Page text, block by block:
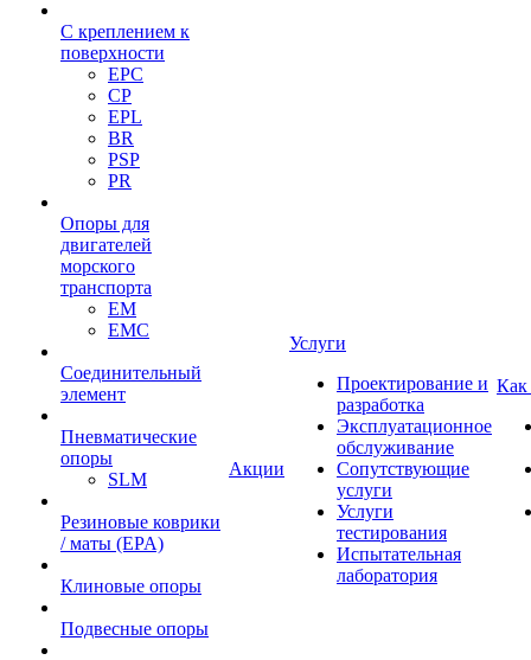
С креплением к
поверхности
EPC
CP
EPL
BR
PSP
PR
Опоры для
двигателей
морского
транспорта
EM
EMC
Cоединительный
элемент
Пневматические
опоры
SLM
Резиновые коврики
/ маты (EPA)
Клиновые опоры
Подвесные опоры
Акции
Услуги
Проектирование и
разработка
Эксплуатационное
обслуживание
Сопутствующие
услуги
Услуги
тестирования
Испытательная
лаборатория
Как